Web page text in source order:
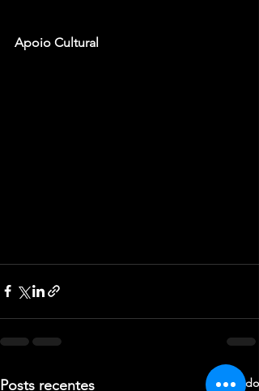
Apoio Cultural
Posts recentes Ver tudo